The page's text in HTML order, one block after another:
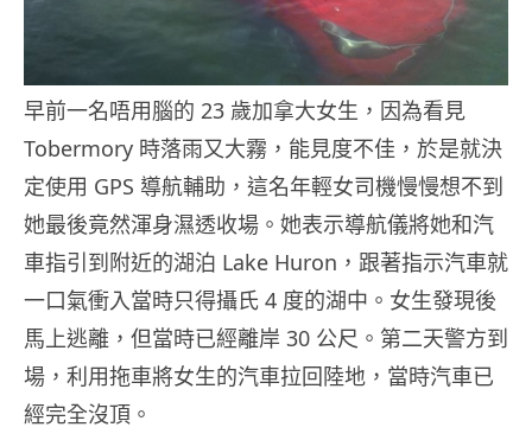
早前一名唔用腦的 23 歲加拿大女生，因為看見
Tobermory 時落雨又大霧，能見度不佳，於是就決
定使用 GPS 導航輔助，這名年輕女司機慢慢想不到
她最後竟然渾身濕透收場。她表示導航儀將她和汽
車指引到附近的湖泊 Lake Huron，跟著指示汽車就
一口氣衝入當時只得攝氏 4 度的湖中。女生發現後
馬上逃離，但當時已經離岸 30 公尺。第二天警方到
場，利用拖車將女生的汽車拉回陸地，當時汽車已
經完全沒頂。